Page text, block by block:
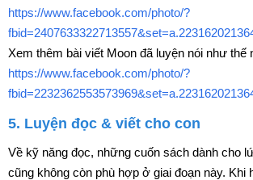
https://www.facebook.com/photo/?
Xem thêm bài viết Moon đã luyện nói như thế
https://www.facebook.com/photo/?
5. Luyện đọc & viết cho con
Về kỹ năng đọc, những cuốn sách dành cho
cũng không còn phù hợp ở giai đoạn này. Khi